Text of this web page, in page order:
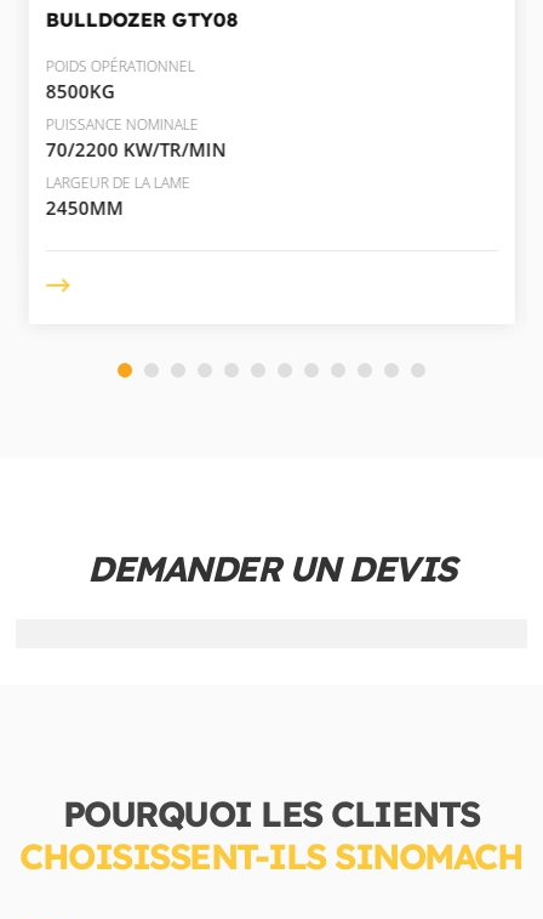
BULLDOZER GTY08
POIDS OPÉRATIONNEL
8500KG
PUISSANCE NOMINALE
70/2200 KW/TR/MIN
LARGEUR DE LA LAME
2450MM
DEMANDER UN DEVIS
POURQUOI LES CLIENTS
CHOISISSENT-ILS SINOMACH